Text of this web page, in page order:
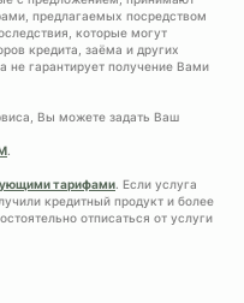
предлагаемых посредством
которые могут
кредита, заёма и других
не гарантирует получение Вами
Вы можете задать Ваш
.
тарифами. Если услуга
кредитный продукт и более
отписаться от услуги